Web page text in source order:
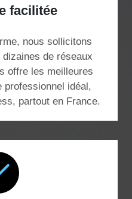
facilitée
nous sollicitons
de réseaux
offre les meilleures
professionnel idéal,
partout en France.